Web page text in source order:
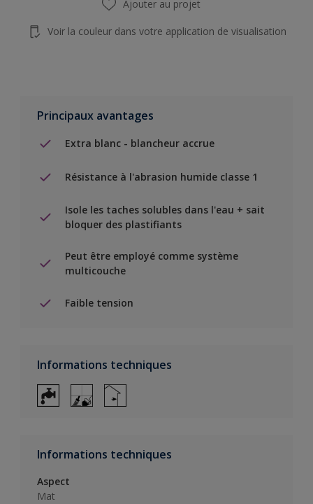
Ajouter au projet
Voir la couleur dans votre application de visualisation
Principaux avantages
Extra blanc - blancheur accrue
Résistance à l'abrasion humide classe 1
Isole les taches solubles dans l'eau + sait
bloquer des plastifiants
Peut être employé comme système
multicouche
Faible tension
Informations techniques
Informations techniques
Aspect
Mat